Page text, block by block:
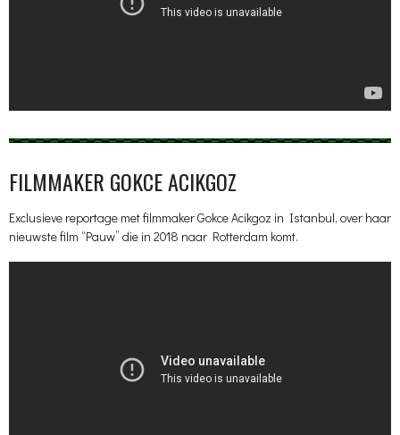
FILMMAKER GOKCE ACIKGOZ
Exclusieve reportage met filmmaker Gokce Acikgoz in Istanbul, over haar
nieuwste film “Pauw” die in 2018 naar Rotterdam komt.